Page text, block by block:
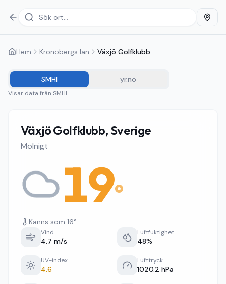
Hem Kronobergs län Växjö Golfklubb
SMHI yr.no
Visar data från SMHI
Växjö Golfklubb, Sverige
Molnigt
19°
Känns som 16°
Vind
4.7 m/s
Luftfuktighet
48%
UV-index
4.6
Lufttryck
1020.2 hPa